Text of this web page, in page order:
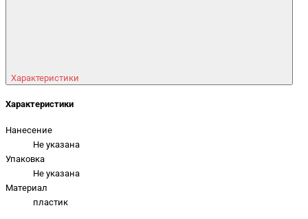
Характеристики
Характеристики
Нанесение
Не указана
Упаковка
Не указана
Материал
пластик